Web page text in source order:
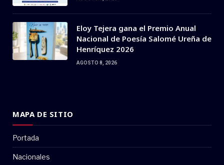
Eloy Tejera gana el Premio Anual
Nacional de Poesía Salomé Ureña de
Henríquez 2026
AGOSTO 8, 2026
MAPA DE SITIO
Portada
Nacionales